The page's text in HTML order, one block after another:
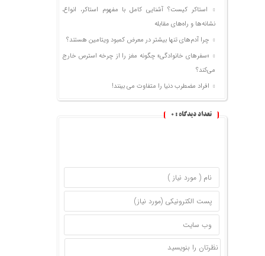
استاکر کیست؟ آشنایی کامل با مفهوم استاکر، انواع،
نشانه‌ها و راه‌های مقابله
چرا آدم‌های تنها بیشتر در معرض کمبود ویتامین هستند؟
«سفرهای خانوادگی» چگونه مغز را از چرخه استرس خارج
می‌کند؟
افراد مضطرب دنیا را متفاوت می بینند!
تعداد دیدگاه : 0